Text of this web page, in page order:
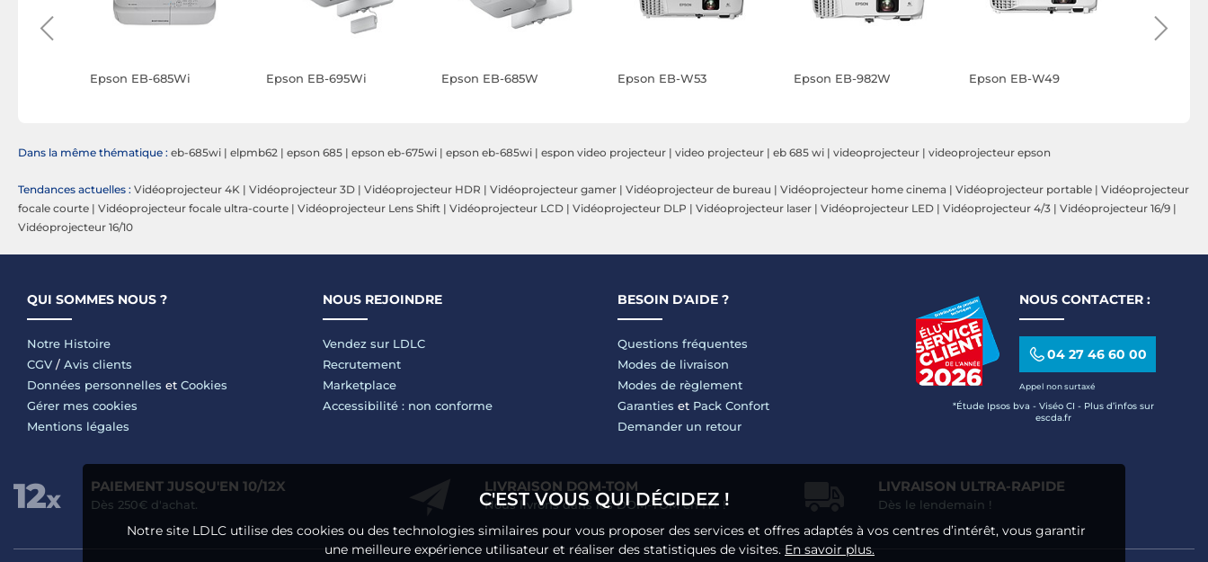
Epson EB-685Wi Epson EB-695Wi Epson EB-685W Epson EB-W53 Epson EB-982W Epson EB-W49
Dans la même thématique : eb-685wi | elpmb62 | epson 685 | epson eb-675wi | epson eb-685wi | espon video projecteur | video projecteur | eb 685 wi | videoprojecteur | videoprojecteur epson
Tendances actuelles : Vidéoprojecteur 4K | Vidéoprojecteur 3D | Vidéoprojecteur HDR | Vidéoprojecteur gamer | Vidéoprojecteur de bureau | Vidéoprojecteur home cinema | Vidéoprojecteur portable | Vidéoprojecteur
focale courte | Vidéoprojecteur focale ultra-courte | Vidéoprojecteur Lens Shift | Vidéoprojecteur LCD | Vidéoprojecteur DLP | Vidéoprojecteur laser | Vidéoprojecteur LED | Vidéoprojecteur 4/3 | Vidéoprojecteur 16/9 |
Vidéoprojecteur 16/10
QUI SOMMES NOUS ?
Notre Histoire
CGV / Avis clients
Données personnelles et Cookies
Gérer mes cookies
Mentions légales
NOUS REJOINDRE
Vendez sur LDLC
Recrutement
Marketplace
Accessibilité : non conforme
BESOIN D'AIDE ?
Questions fréquentes
Modes de livraison
Modes de règlement
Garanties et Pack Confort
Demander un retour
NOUS CONTACTER :
04 27 46 60 00
Appel non surtaxé
*Étude Ipsos bva - Viséo CI - Plus d’infos sur
escda.fr
PAIEMENT JUSQU'EN 10/12X
Dès 250€ d'achat.
LIVRAISON DOM-TOM
Nous livrons dans les DOM-TOM en HT !
LIVRAISON ULTRA-RAPIDE
Dès le lendemain !
C'EST VOUS QUI DÉCIDEZ !
Notre site LDLC utilise des cookies ou des technologies similaires pour vous proposer des services et offres adaptés à vos centres d’intérêt, vous garantir
une meilleure expérience utilisateur et réaliser des statistiques de visites. En savoir plus.